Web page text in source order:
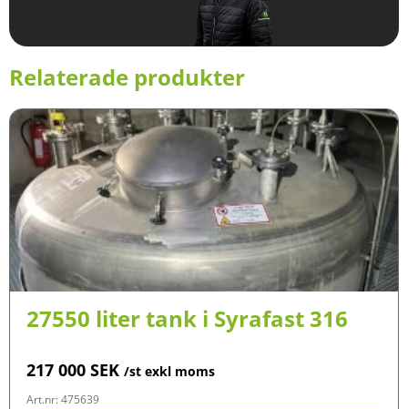
Relaterade produkter
27550 liter tank i Syrafast 316
217 000 SEK /st exkl moms
Art.nr: 475639